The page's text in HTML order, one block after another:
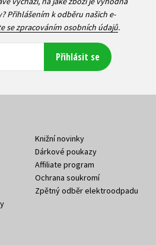
Přihlášením k odběru našich e-
se zpracováním osobních údajů.
Přihlásit se
Knižní novinky
Dárkové poukazy
Affiliate program
Ochrana soukromí
Zpětný odběr elektroodpadu